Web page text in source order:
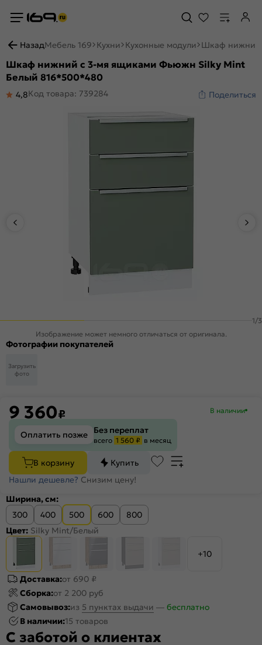
НазадМебель 169 Кухни Кухонные модули Шкаф нижний
Шкаф нижний с 3-мя ящиками Фьюжн Silky Mint
Белый 816*500*480
4,8Код товара: 739284 Поделиться
1/3
Изображение может немного отличаться от оригинала.
Фотографии покупателей
Загрузить
фото
9 360₽ В наличии
Оплатить позже Без переплат
всего 1 560 ₽ в месяц
В корзину
Купить
Нашли дешевле? Снизим цену!
Ширина, см:
300
400 500 600
800
Цвет: Silky Mint/Белый
+10
Доставка:от 690 ₽
Сборка:от 2 200 руб
Самовывоз:из 5 пунктах выдачи — бесплатно
В наличии:15 товаров
С заботой о клиентах